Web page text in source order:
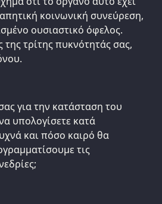
κοινωνική συνεύρεση,
ουσιαστικό όφελος.
της τρίτης πυκνότητάς σας,
για την κατάσταση του
υπολογίσετε κατά
και πόσο καιρό θα
τις